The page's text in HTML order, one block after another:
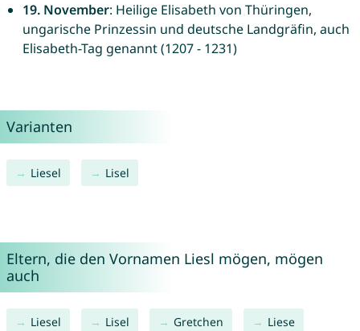
19. November: Heilige Elisabeth von Thüringen,
ungarische Prinzessin und deutsche Landgräfin, auch
Elisabeth-Tag genannt (1207 - 1231)
Varianten
Liesel Lisel
Eltern, die den Vornamen Liesl mögen, mögen
auch
Liesel Lisel Gretchen Liese